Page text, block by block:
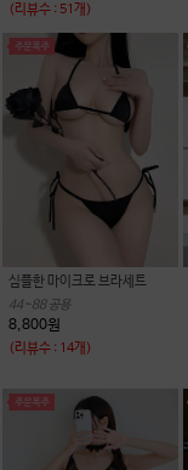
(리뷰수 : 51개)
심플한 마이크로 브라세트
44~88 공용
8,800원
(리뷰수 : 14개)